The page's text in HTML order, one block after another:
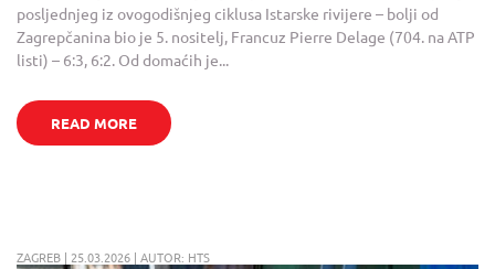
posljednjeg iz ovogodišnjeg ciklusa Istarske rivijere – bolji od
Zagrepčanina bio je 5. nositelj, Francuz Pierre Delage (704. na ATP
listi) – 6:3, 6:2. Od domaćih je...
READ MORE
ZAGREB | 25.03.2026 | AUTOR: HTS